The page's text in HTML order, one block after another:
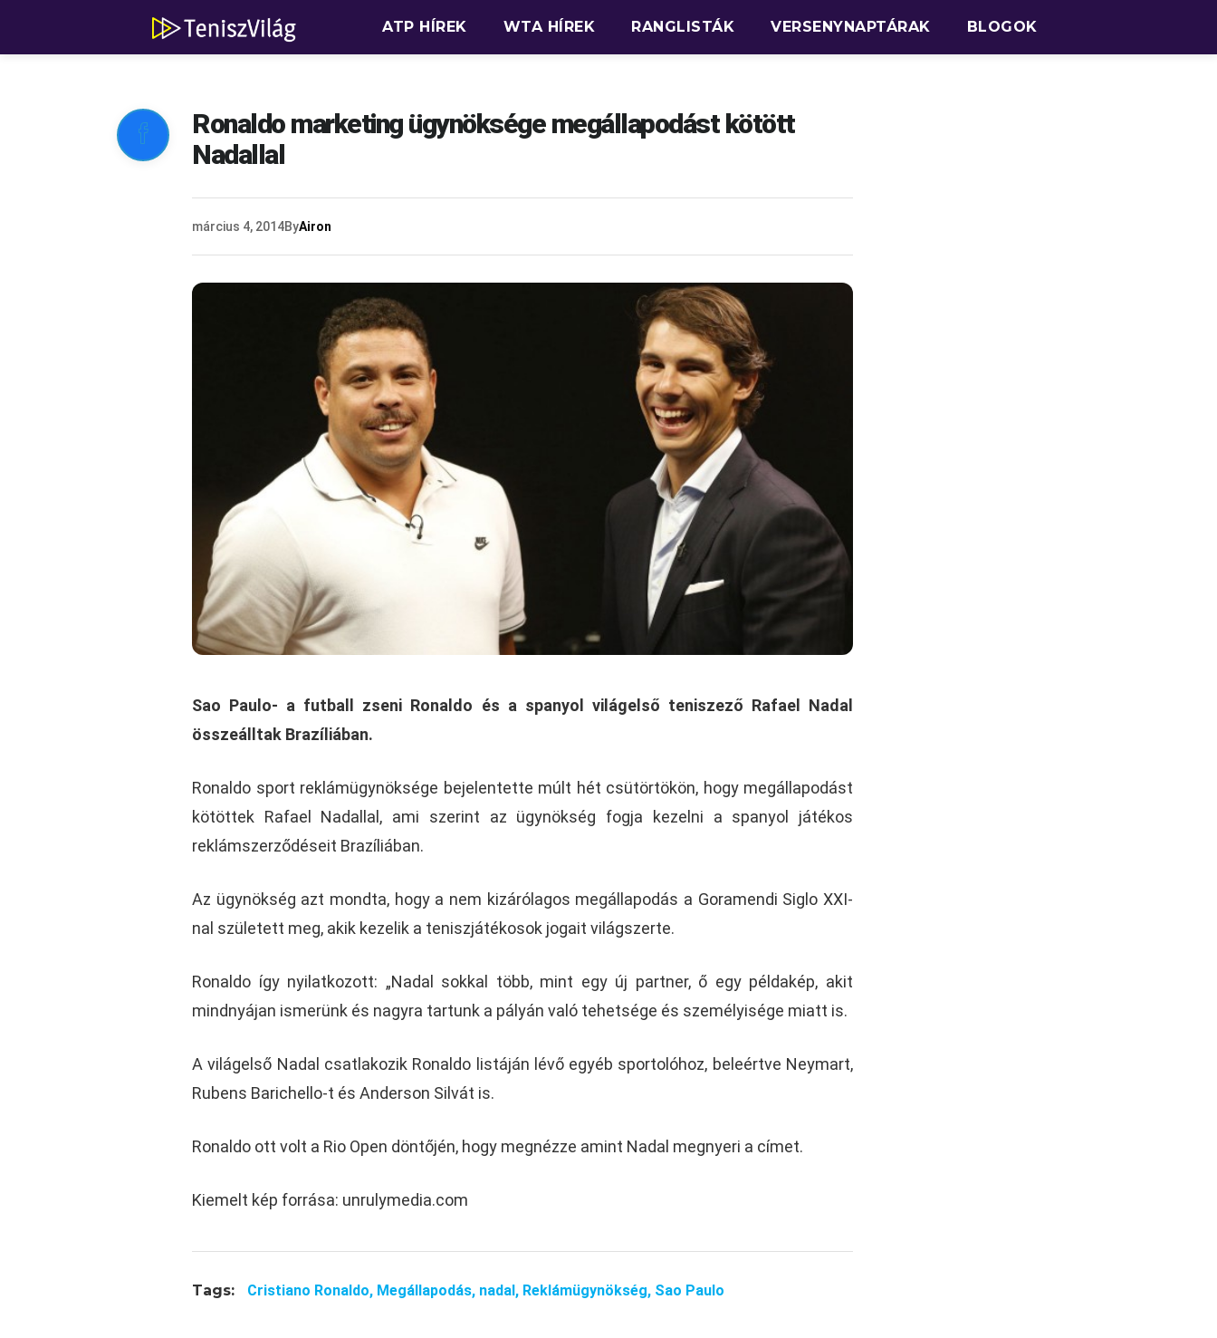
ATP HÍREK WTA HÍREK RANGLISTÁK VERSENYNAPTÁRAK BLOGOK

Ronaldo marketing ügynöksége megállapodást kötött
Nadallal
március 4, 2014ByAiron
Sao Paulo- a futball zseni Ronaldo és a spanyol világelső teniszező Rafael Nadal
összeálltak Brazíliában.
Ronaldo sport reklámügynöksége bejelentette múlt hét csütörtökön, hogy megállapodást
kötöttek Rafael Nadallal, ami szerint az ügynökség fogja kezelni a spanyol játékos
reklámszerződéseit Brazíliában.
Az ügynökség azt mondta, hogy a nem kizárólagos megállapodás a Goramendi Siglo XXI-
nal született meg, akik kezelik a teniszjátékosok jogait világszerte.
Ronaldo így nyilatkozott: „Nadal sokkal több, mint egy új partner, ő egy példakép, akit
mindnyájan ismerünk és nagyra tartunk a pályán való tehetsége és személyisége miatt is.
A világelső Nadal csatlakozik Ronaldo listáján lévő egyéb sportolóhoz, beleértve Neymart,
Rubens Barichello-t és Anderson Silvát is.
Ronaldo ott volt a Rio Open döntőjén, hogy megnézze amint Nadal megnyeri a címet.
Kiemelt kép forrása: unrulymedia.com
Tags: Cristiano Ronaldo, Megállapodás, nadal, Reklámügynökség, Sao Paulo